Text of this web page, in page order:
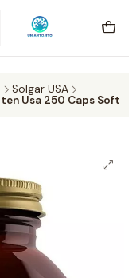
GRATIS mismo
desde CLP 39.900.
14 hrs.
Solgar USA
Usa 250 Caps Soft